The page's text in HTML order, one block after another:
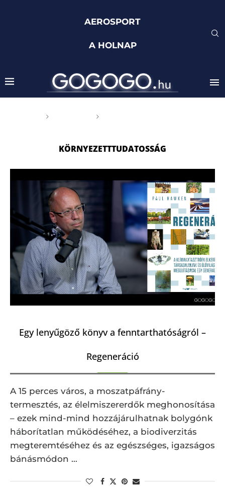
AEROSPORT
A HOLNAP
KÖRNYEZETTTUDATOSSÁG
Egy lenyűgöző könyv a fenntarthatóságról –
Regeneráció
A 15 perces város, a moszatpáfrány-
termesztés, az élelmiszererdők meghonosítása
– ezek mind-mind hozzájárulhatnak bolygónk
háborítatlan működéséhez, a biodiverzitás
megteremtéséhez és az egészséges, igazságos
bánásmódon …